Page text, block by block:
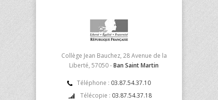
Collège Jean Bauchez, 28 Avenue de la
Liberté, 57050 -Ban Saint Martin
Téléphone : 03.87.54.37.10
Télécopie : 03.87.54.37.18